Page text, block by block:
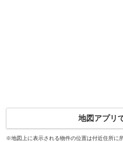
地図アプリ
※地図上に表示される物件の位置は付近住所に